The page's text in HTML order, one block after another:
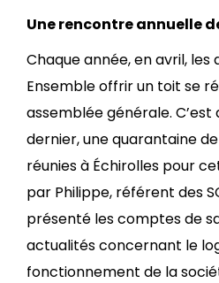
Une rencontre annuelle
Chaque année, en avril, les
Ensemble offrir un toit se
assemblée générale. C’est
dernier, une quarantaine
réunies à Échirolles pour
par Philippe, référent des
présenté les comptes de
actualités concernant le
fonctionnement de la